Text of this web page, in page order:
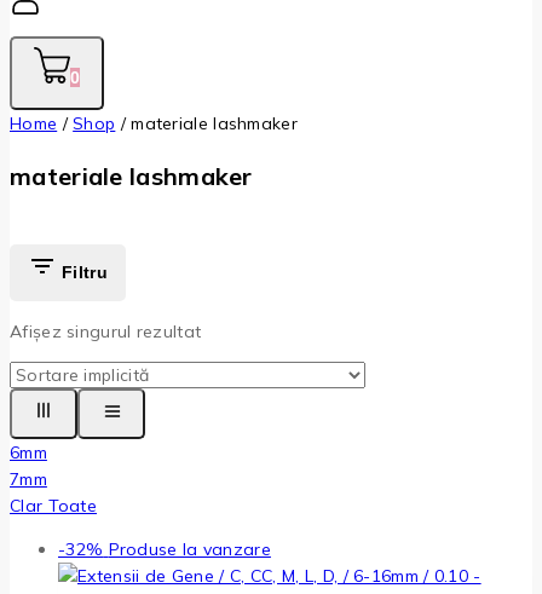
0
Home / Shop / materiale lashmaker
materiale lashmaker
Filtru
Afișez singurul rezultat
6mm
7mm
Clar Toate
-32% Produse la vanzare